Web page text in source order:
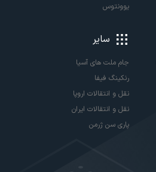
یوونتوس
سایر
جام ملت های آسیا
رنکینگ فیفا
نقل و انتقالات اروپا
نقل و انتقالات ایران
پاری سن ژرمن